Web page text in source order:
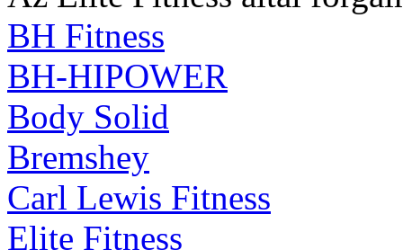
BH Fitness
BH-HIPOWER
Body Solid
Bremshey
Carl Lewis Fitness
Elite Fitness